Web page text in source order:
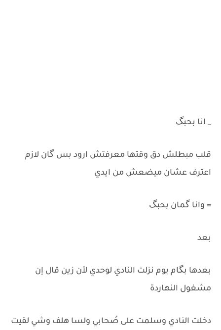
_ انا بحبگ
قلب مبطلش دق وقتها معرفتش ارود بس گان لازم
اعترف عشان ميضعش من ايدي
= وانا گمان بحبگ
بعد
بعدها بگام يوم نزلت النادي لوحدي لأن زين قال إن
مشغول النهاردة
دخلت النادي وسلمت على صُحابي ولسا هلف وشي لقيت